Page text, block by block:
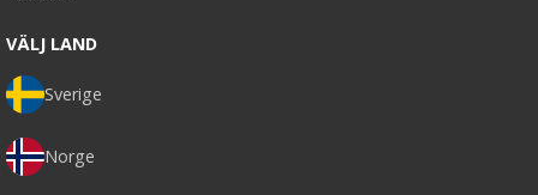
VÄLJ LAND
Sverige
Norge